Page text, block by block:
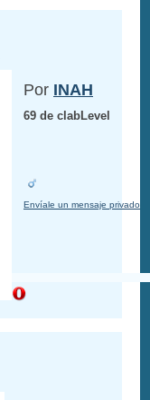
Por INAH
69 de clabLevel
Envíale un mensaje privado